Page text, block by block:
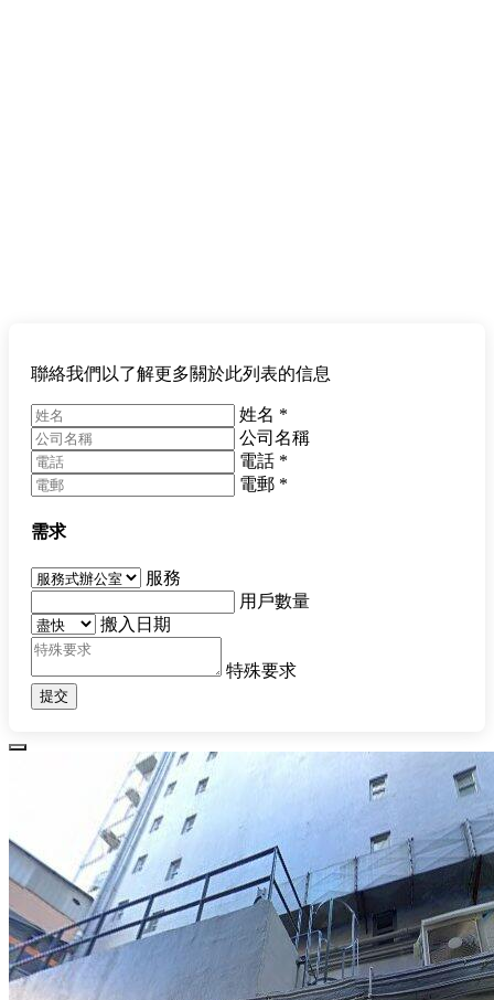
聯絡我們以了解更多關於此列表的信息
姓名 *
公司名稱
電話 *
電郵 *
需求
服務
用戶數量
搬入日期
特殊要求
提交